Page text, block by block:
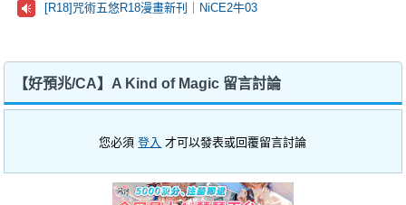
[R18]咒術五悠R18漫畫新刊｜NiCE2牛03
【好預兆/CA】A Kind of Magic 留言討論
您必須登入 才可以發表或回覆留言討論